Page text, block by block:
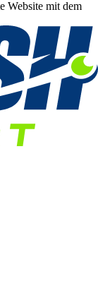
Website mit dem